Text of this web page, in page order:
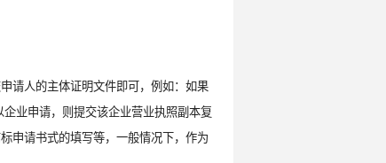
请人的主体证明文件即可，例如：如果
业申请，则提交该企业营业执照副本复
申请书式的填写等，一般情况下，作为